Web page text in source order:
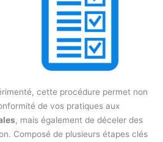
cette procédure permet non
de vos pratiques aux
, mais également de déceler des
Composé de plusieurs étapes clés